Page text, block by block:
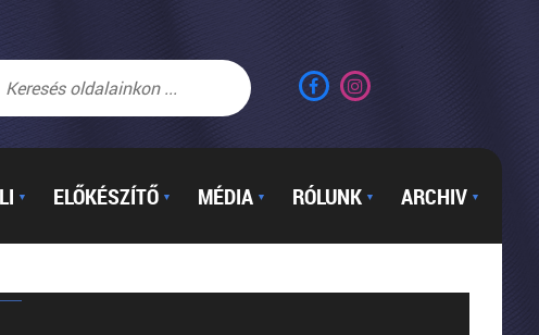
▼ ELŐKÉSZÍTŐ ▼ MÉDIA ▼ RÓLUNK ▼ ARCHIV ▼